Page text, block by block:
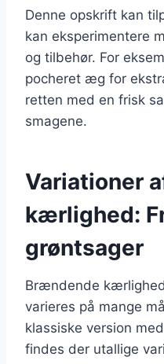
Denne opskrift kan
kan eksperimentere
og tilbehør. For
pocheret æg for
retten med en frisk
smagene.
Variationer
kærlighed:
grøntsager
Brændende
varieres på mange
klassiske version
findes der utallige